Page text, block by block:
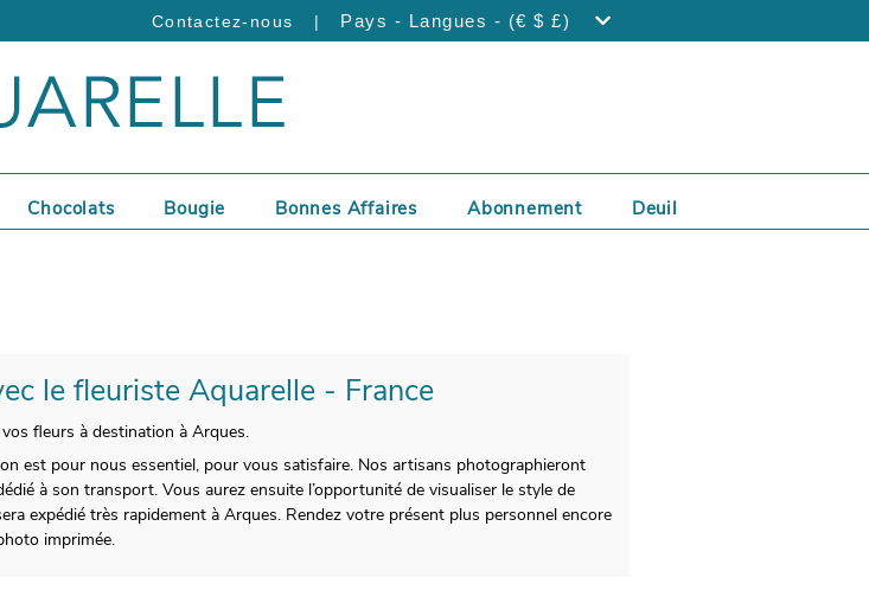
Contactez-nous | Pays - Langues - (€ $ £)
Chocolats Bougie Bonnes Affaires Abonnement Deuil
le fleuriste Aquarelle - France
fleurs à destination à Arques.
est pour nous essentiel, pour vous satisfaire. Nos artisans photographieront
à son transport. Vous aurez ensuite l’opportunité de visualiser le style de
expédié très rapidement à Arques. Rendez votre présent plus personnel encore
imprimée.